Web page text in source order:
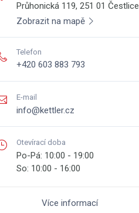
Průhonická 119, 251 01 Čestlice
Zobrazit na mapě
Telefon
+420 603 883 793
E-mail
info@kettler.cz
Otevírací doba
Po-Pá: 10:00 - 19:00
So: 10:00 - 16:00
Více informací